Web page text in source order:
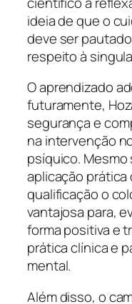
ideia de que o
deve ser
respeito à
O aprendizado
futuramente,
segurança e
na intervenção
psíquico.
aplicação
qualificação o
vantajosa para,
forma positiva e
prática clínica e
mental.
Além disso, o